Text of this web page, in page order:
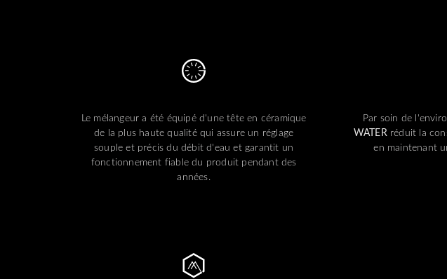
Le mélangeur a été équipé d'une tête en céramique
de la plus haute qualité qui assure un réglage
souple et précis du débit d'eau et garantit un
fonctionnement fiable du produit pendant des
années.
Par soin de
WATERréduit la
en maintenant